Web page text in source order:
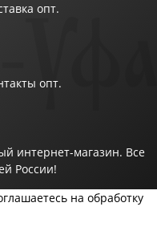
опт.
опт.
интернет-магазин. Все
России!
на обработку